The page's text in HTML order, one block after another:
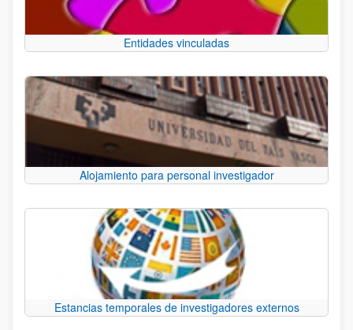
Entidades vinculadas
Alojamiento para personal investigador
Estancias temporales de investigadores externos